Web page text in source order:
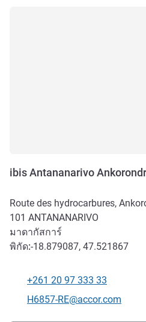
ibis Antananarivo
Route des hydrocarbures,
101 ANTANANARIVO
มาดากัสการ์
พิกัด:-18.879087, 47.521867
โทรศัพท์
+261 20 97 333 33
อีเมลติดต่อ
H6857-RE@accor.com